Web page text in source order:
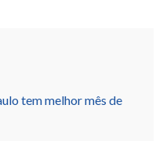
tem melhor mês de